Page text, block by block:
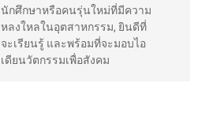
นักศึกษาหรือคนรุ่นใหม่ที่มีความ
หลงใหลในอุตสาหกรรม, ยินดีที่
จะเรียนรู้ และพร้อมที่จะมอบไอ
เดียนวัตกรรมเพื่อสังคม